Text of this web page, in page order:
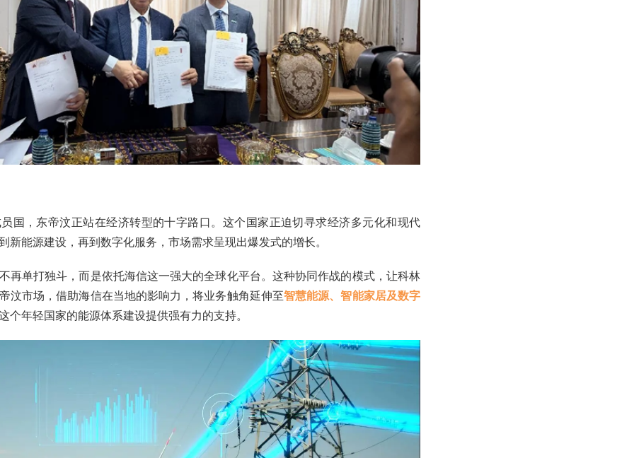
国，东帝汶正站在经济转型的十字路口。这个国家正迫切寻求经济多元化和现代
新能源建设，再到数字化服务，市场需求呈现出爆发式的增长。
再单打独斗，而是依托海信这一强大的全球化平台。这种协同作战的模式，让科林
汶市场，借助海信在当地的影响力，将业务触角延伸至智慧能源、智能家居及数字
个年轻国家的能源体系建设提供强有力的支持。